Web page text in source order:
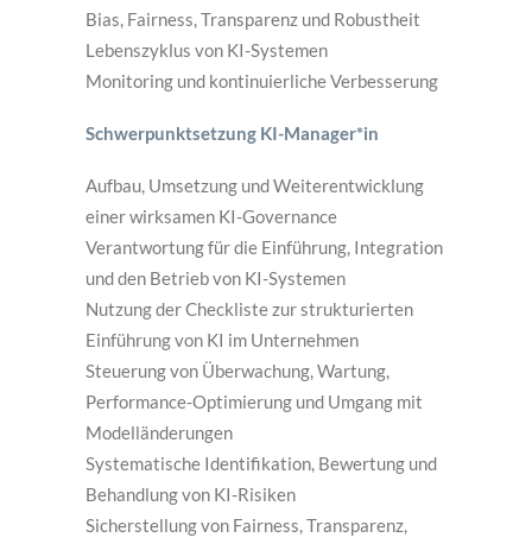
Bias, Fairness, Transparenz und Robustheit
Lebenszyklus von KI-Systemen
Monitoring und kontinuierliche Verbesserung
Schwerpunktsetzung KI-Manager*in
Aufbau, Umsetzung und Weiterentwicklung
einer wirksamen KI-Governance
Verantwortung für die Einführung, Integration
und den Betrieb von KI-Systemen
Nutzung der Checkliste zur strukturierten
Einführung von KI im Unternehmen
Steuerung von Überwachung, Wartung,
Performance-Optimierung und Umgang mit
Modelländerungen
Systematische Identifikation, Bewertung und
Behandlung von KI-Risiken
Sicherstellung von Fairness, Transparenz,